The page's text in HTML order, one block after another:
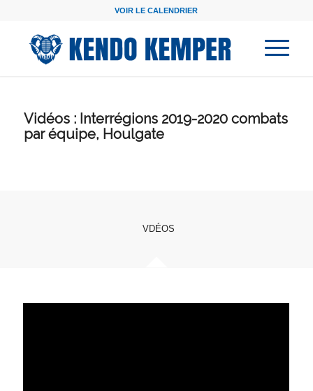
VOIR LE CALENDRIER
Vidéos : Interrégions 2019-2020 combats
par équipe, Houlgate
VDÉOS